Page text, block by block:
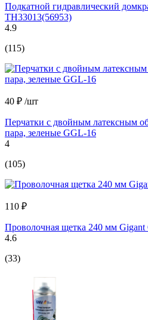
Подкатной гидравлический
TH33013(56953)
4.9
(115)
40 ₽ /шт
Перчатки с двойным латексным
пара, зеленые GGL-16
4
(105)
110 ₽
Проволочная щетка 240 мм Gigant
4.6
(33)